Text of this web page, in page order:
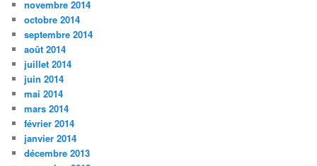
novembre 2014
octobre 2014
septembre 2014
août 2014
juillet 2014
juin 2014
mai 2014
mars 2014
février 2014
janvier 2014
décembre 2013